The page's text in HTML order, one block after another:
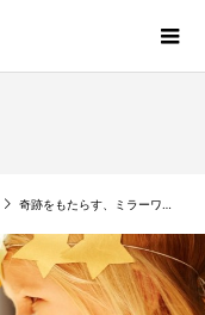
奇跡をもたらす、ミラーワーク。